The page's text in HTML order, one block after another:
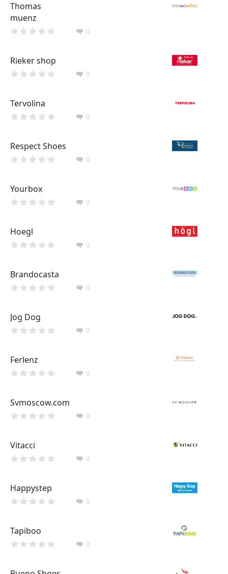
Thomas
muenz
0
Rieker shop
0
Tervolina
0
Respect Shoes
0
Yourbox
0
Hoegl
0
Brandocasta
0
Jog Dog
0
Ferlenz
0
Svmoscow.com
0
Vitacci
0
Happystep
0
Tapiboo
0